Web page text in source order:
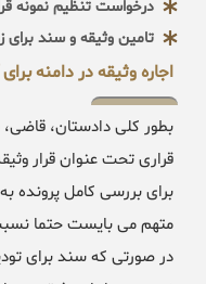
درخواست تنظیم نمونه
تامین وثیقه و سند برای
اجاره وثیقه در دامنه
بطور کلی دادستان،
قراری تحت عنوان قرار
برای بررسی کامل پرونده
متهم می بایست حتما
در صورتی که سند برای